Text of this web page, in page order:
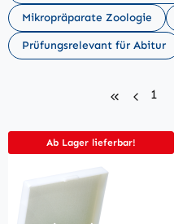
Mikropräparate Zoologie
Prüfungsrelevant für Abitur
Seite
1
Ab Lager lieferbar!